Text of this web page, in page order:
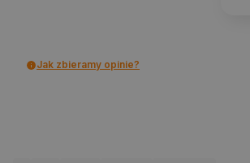
Jak zbieramy opinie?